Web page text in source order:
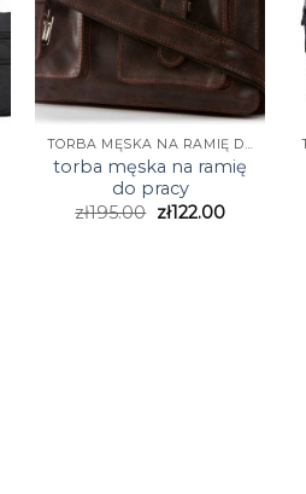
TORBA MĘSKA NA RAMIĘ DO PRACY
torba męska na ramię
do pracy
zł195.00 zł122.00